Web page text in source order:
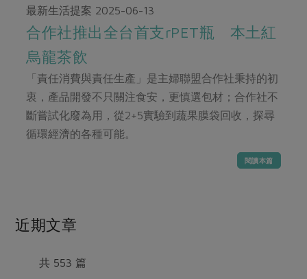
調理食材・點心
調味醬料/南北貨 烘焙
休閒零嘴
保健食品
居家好物
防災用品
最新產品
醬料
湯品．鍋物
漬物
涼拌沙拉
年菜食譜
節慶大餐
合作25-精選產品第三彈
更多當季產品
議題活動
主婦聯盟X樂齡網特約優惠案
30%rPET紅烏龍茶
把最好的台灣味帶回家！
減硝酸鹽
非基改運動 支持本土農糧
廢核運動
減添加物 減塑減廢
公益金 食農教育
更多議題
自主把關
檢驗報告
硝酸鹽檢驗
社員權益
合作社法規
最新消息
媒體報導
最新生活提案 2025-06-13
合作社推出全台首支rPET瓶 本土紅
烏龍茶飲
「責任消費與責任生產」是主婦聯盟合作社秉持的初
衷，產品開發不只關注食安，更慎選包材；合作社不
斷嘗試化廢為用，從2+5實驗到蔬果膜袋回收，探尋
循環經濟的各種可能。
閱讀本篇
近期文章
共 553 篇